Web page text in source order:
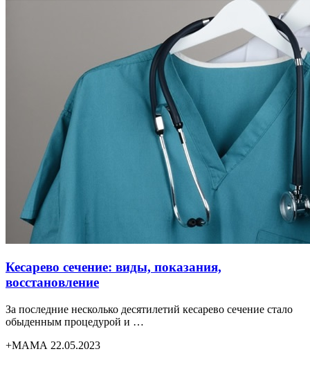
Кесарево сечение: виды, показания,
восстановление
За последние несколько десятилетий кесарево сечение стало
обыденным процедурой и …
+МАМА 22.05.2023